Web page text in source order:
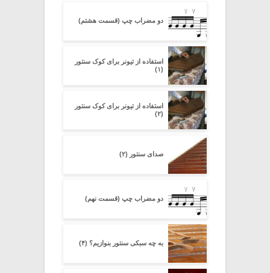
دو مضراب چپ (قسمت هشتم)
استفاده از تیونر برای کوک سنتور
(۱)
استفاده از تیونر برای کوک سنتور
(۲)
صدای سنتور (۲)
دو مضراب چپ (قسمت نهم)
به چه سبکی سنتور بنوازیم؟ (۴)